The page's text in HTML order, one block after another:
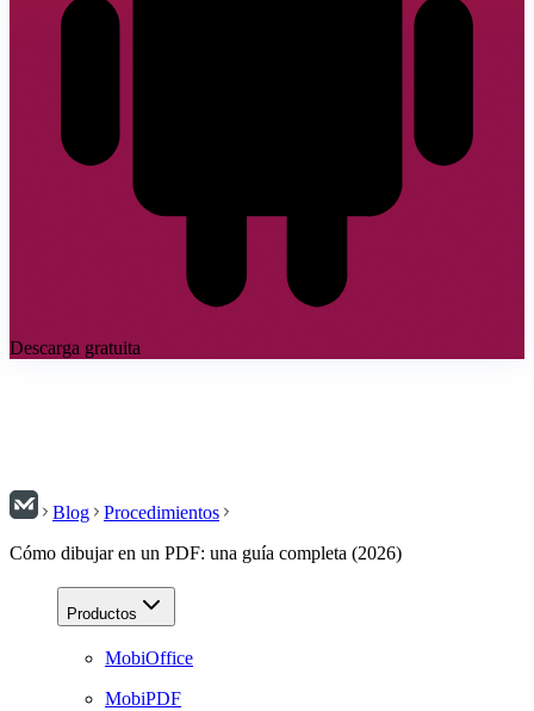
Descarga gratuita
Blog
Procedimientos
Cómo dibujar en un PDF: una guía completa (2026)
Productos
MobiOffice
MobiPDF